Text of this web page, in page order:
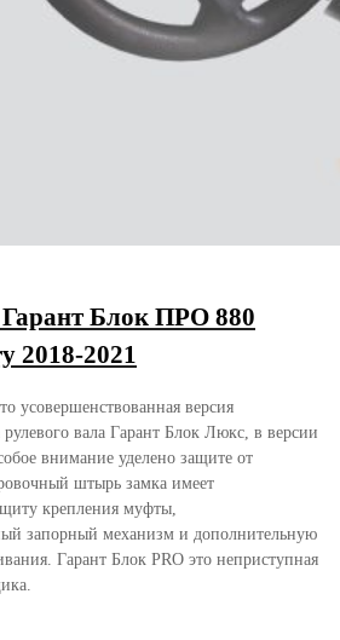
Блок ПРО 880
2018-2021
усовершенствованная версия
рулевого вала Гарант Блок Люкс, в версии
внимание уделено защите от
штырь замка имеет
крепления муфты,
запорный механизм и дополнительную
Гарант Блок PRO это неприступная